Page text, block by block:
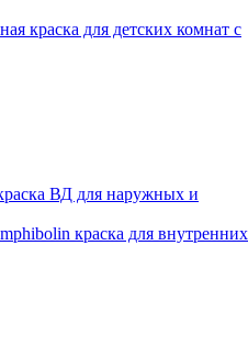
краска для детских комнат с
краска для внутренних